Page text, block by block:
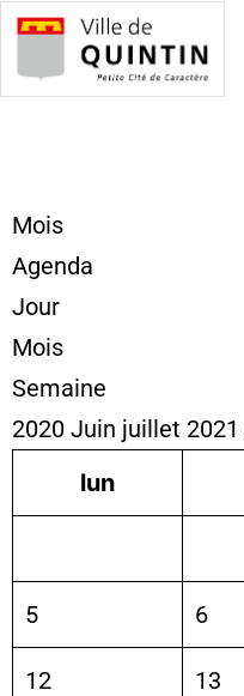
Mois
Agenda
Jour
Mois
Semaine
2020 Juin juillet 2021
lun
5 6
12 13